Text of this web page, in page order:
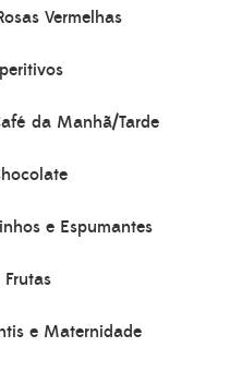
Vermelhas
da Manhã/Tarde
e Espumantes
e Maternidade